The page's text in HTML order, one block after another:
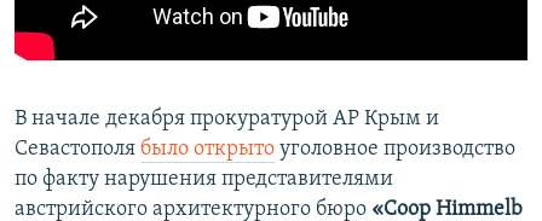
В начале декабря прокуратурой АР Крым и
Севастополя было открыто уголовное производство
по факту нарушения представителями
австрийского архитектурного бюро «Coop Himmelb